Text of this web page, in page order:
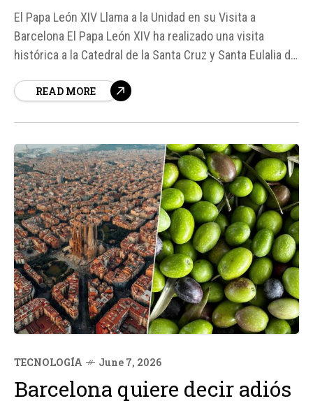
El Papa León XIV Llama a la Unidad en su Visita a
Barcelona El Papa León XIV ha realizado una visita
histórica a la Catedral de la Santa Cruz y Santa Eulalia de
los fieles. Durante su estancia en la ciudad, el Pontífice
READ MORE
TECNOLOGÍA June 7, 2026
Barcelona quiere decir adiós